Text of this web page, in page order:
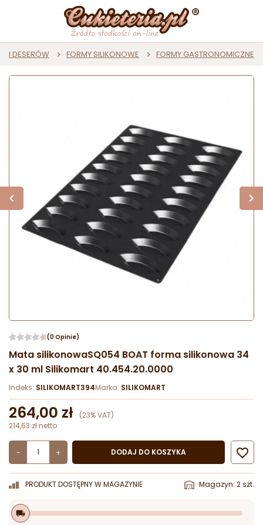
I DESERÓW FORMY SILIKONOWE FORMY GASTRONOMICZNE
(0 Opinie)
Mata silikonowaSQ054 BOAT forma silikonowa 34
x 30 ml Silikomart 40.454.20.0000
Indeks: SILIKOMART394Marka: SILIKOMART
264,00 zł
(23% VAT)
214,63 zł netto
- + DODAJ DO KOSZYKA 
PRODUKT DOSTĘPNY W MAGAZYNIE Magazyn: 2 szt.
local_shipping